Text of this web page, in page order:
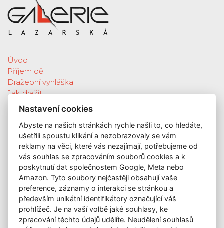
Úvod
Příjem děl
Dražební vyhláška
Jak dražit
Galerie
Katalog vydražených děl
O nás
GDPR
Kontakt
KONTAKT
GALERIE LAZARSKÁ
Lazarská 7
110 00 Praha 1
Nastavení cookies
Abyste na našich stránkách rychle našli to, co hledáte,
ušetřili spoustu klikání a nezobrazovaly se vám
reklamy na věci, které vás nezajímají, potřebujeme od
vás souhlas se zpracováním souborů cookies a k
poskytnutí dat společnostem Google, Meta nebo
Amazon. Tyto soubory nejčastěji obsahují vaše
preference, záznamy o interakci se stránkou a
především unikátní identifikátory označující váš
prohlížeč. Je na vaší volbě jaké souhlasy, ke
zpracování těchto údajů udělíte. Neudělení souhlasů